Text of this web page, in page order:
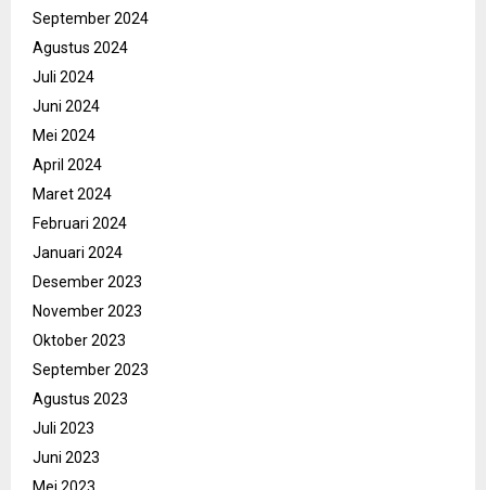
September 2024
Agustus 2024
Juli 2024
Juni 2024
Mei 2024
April 2024
Maret 2024
Februari 2024
Januari 2024
Desember 2023
November 2023
Oktober 2023
September 2023
Agustus 2023
Juli 2023
Juni 2023